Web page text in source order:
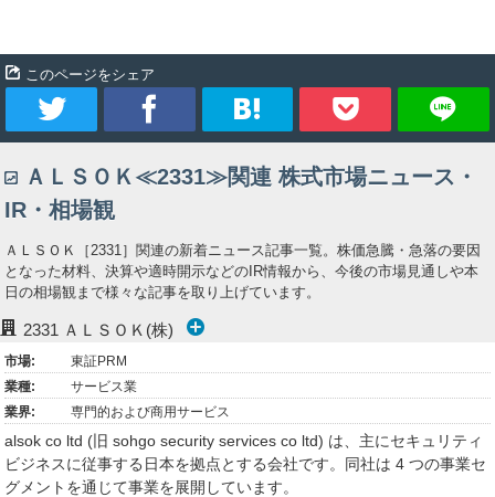
このページをシェア
イ
ー
ト
ア
ッ
ク
マ
ク
ＡＬＳＯＫ≪2331≫関連 株式市場ニュース・
IR・相場観
ＡＬＳＯＫ［2331］関連の新着ニュース記事一覧。株価急騰・急落の要因
となった材料、決算や適時開示などのIR情報から、今後の市場見通しや本
日の相場観まで様々な記事を取り上げています。
2331 ＡＬＳＯＫ(株)
市場:
東証PRM
業種:
サービス業
業界:
専門的および商用サービス
alsok co ltd (旧 sohgo security services co ltd) は、主にセキュリティ
ビジネスに従事する日本を拠点とする会社です。同社は 4 つの事業セ
グメントを通じて事業を展開しています。